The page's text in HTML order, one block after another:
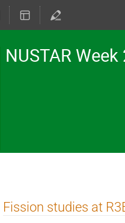
NUSTAR
Fission studies at